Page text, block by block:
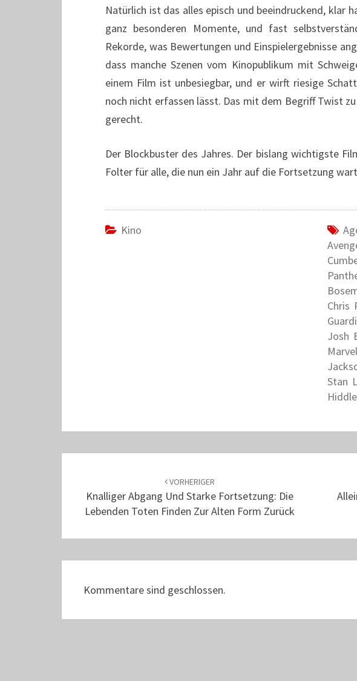
Natürlich ist das alles episch und beeindruckend, klar
ganz besonderen Momente, und fast
Rekorde, was Bewertungen und Einspielergebnisse
dass manche Szenen vom Kinopublikum mit
einem Film ist unbesiegbar, und er wirft riesige
noch nicht erfassen lässt. Das mit dem Begriff Twist
gerecht.
Der Blockbuster des Jahres. Der bislang wichtigste
Folter für alle, die nun ein Jahr auf die Fortsetzung
Kino
Chris
Josh
Marvel
Stan
VORHERIGER
Knalliger Abgang Und Starke Fortsetzung: Die
Lebenden Toten Finden Zur Alten Form Zurück
Kommentare sind geschlossen.